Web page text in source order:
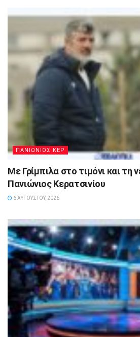
ΠΑΝΙΩΝΙΟΣ ΚΕΡ
Με Γρίμπιλα στο τιμόνι και τη
Πανιώνιος Κερατσινίου
6 ΑΥΓΟΎΣΤΟΥ, 2026